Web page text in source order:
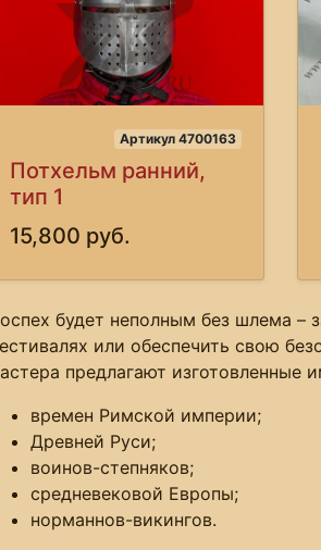
Артикул 4700163
Потхельм ранний,
тип 1
15,800 руб.
будет неполным без шлема –
или обеспечить свою
предлагают
времен Римской империи;
Древней Руси;
воинов-степняков;
средневековой Европы;
норманнов-викингов.